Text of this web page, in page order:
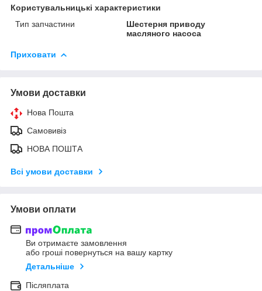
Користувальницькі характеристики
Тип запчастини
Шестерня приводу
масляного насоса
Приховати
Умови доставки
Нова Пошта
Самовивіз
НОВА ПОШТА
Всі умови доставки
Умови оплати
Ви отримаєте замовлення
або гроші повернуться на вашу картку
Детальніше
Післяплата